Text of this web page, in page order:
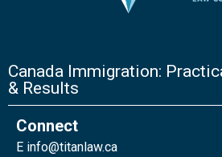
Canada Immigration:
& Results
Connect
E info@titanlaw.ca